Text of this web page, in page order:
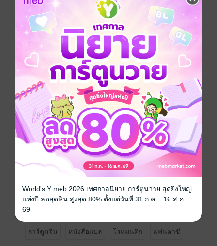
“เมื่อใดที่เจ้าช่วยสนับสนุนให้โอรสสวรรค์ขึ้นครองราชย์
ได้สำเร็จ”
“เมื่อนั้นเจ้าจะได้หวนคืนสู่แดนเทพอีกครั้ง!”
ความทรงจำมากมายหลั่งไหลเข้ามาในหัว
บัดนี้เซียนกระต่ายกลายเป็นองค์หญิง “ซูเหมิงเหมิง”
เด็กน้อยที่ตระกูลไม่ต้อนรับ
วังหลวงก็เต็มไปด้วยศัตรูคอยจ้องจะปองร้ายหมายเอาชีวิต
ถ้ามันจะรันทดขนาดนี้
แล้วข้าจะหาหนทางเข้าหาโอรสสวรรค์ได้จากตรงไหนกัน
ละเนี่ย!?
ซูเหมิงเหมิงขอโกรธเทพมังกรไปพันปีหมื่นปี!
การ์ตูนจีน หนังสือแปล โรแมนติก แฟนตาซี
World's Y meb 2026 เทศกาลนิยาย การ์ตูนวาย สุดยิ่งใหญ่
แห่งปี ลดสุดฟิน สูงสุด 80% ตั้งแต่วันที่ 31 ก.ค. - 16 ส.ค.
69